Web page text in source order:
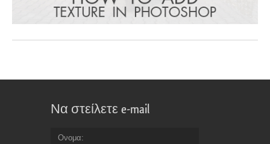
Να στείλετε e-mail
Ονομα